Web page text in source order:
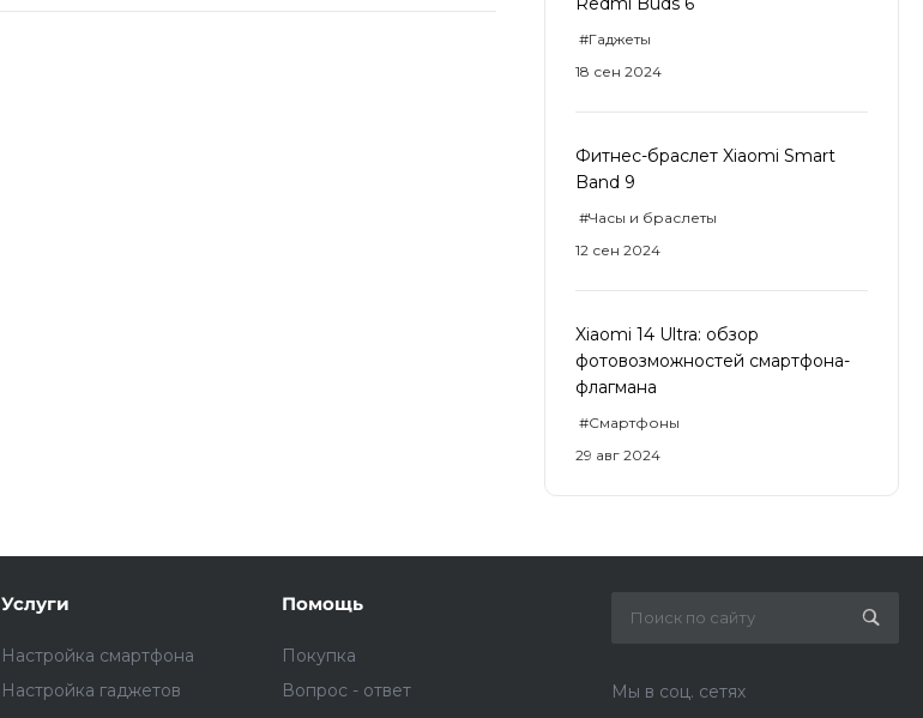
#Гаджеты
18 сен 2024
Фитнес-браслет Xiaomi Smart
Band 9
#Часы и браслеты
12 сен 2024
Xiaomi 14 Ultra: обзор
фотовозможностей смартфона-
флагмана
#Смартфоны
29 авг 2024
Услуги
Настройка смартфона
Настройка гаджетов
Помощь
Покупка
Вопрос - ответ
Мы в соц. сетях